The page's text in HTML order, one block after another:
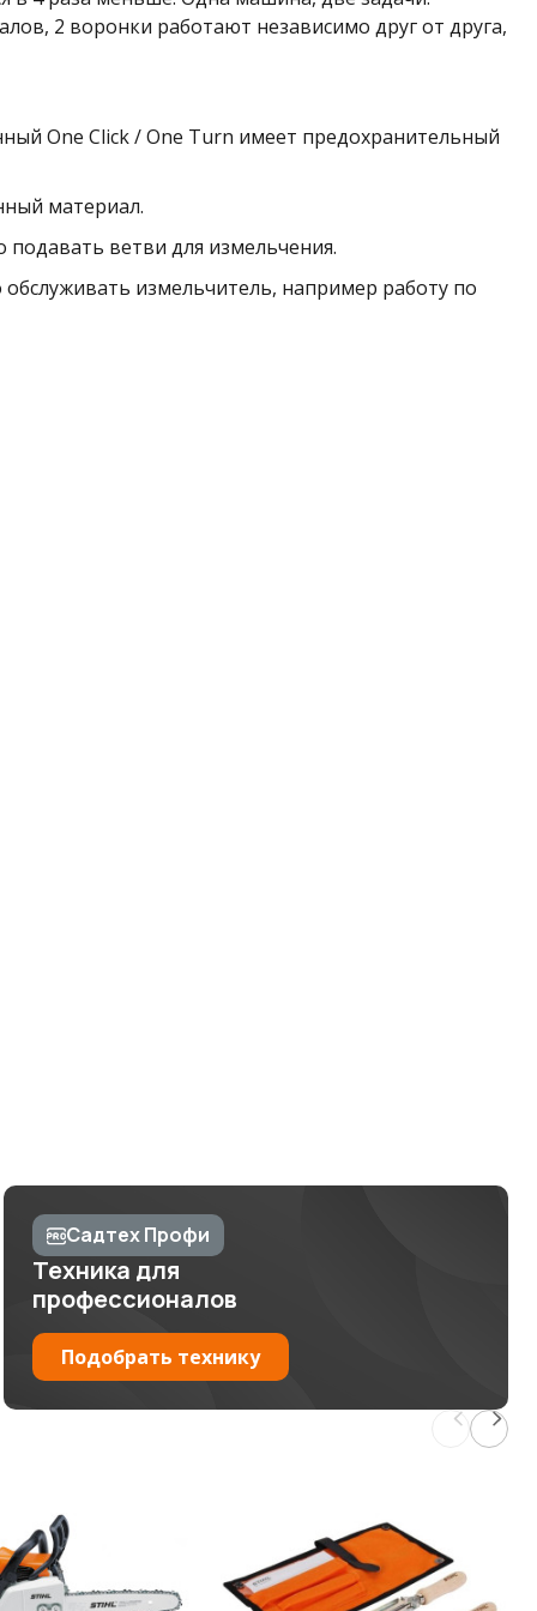
2 воронки работают независимо друг от друга,
One Click / One Turn имеет предохранительный
материал.
ветви для измельчения.
измельчитель, например работу по
Садтех Профи
Техника для
профессионалов
Подобрать технику